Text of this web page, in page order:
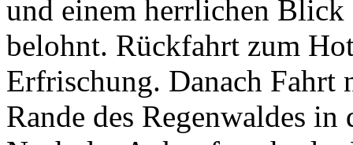
und einem herrlichen Blick
belohnt. Rückfahrt zum
Erfrischung. Danach Fahrt
Rande des Regenwaldes